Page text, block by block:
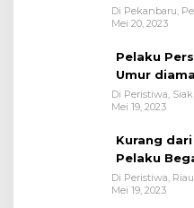
Bukit Raya
Di Pekanbaru,
Mei 20, 2023
Pelaku
Umur
Polsek
Di Peristiwa, Siak
Mei 19, 2023
Kurang
Pelaku
Satreskrim
Di Peristiwa, Riau
Mei 19, 2023